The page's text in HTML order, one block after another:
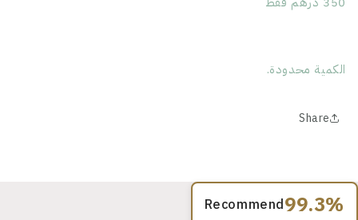
الكمية محدودة.
Share
99.3%
Recommend